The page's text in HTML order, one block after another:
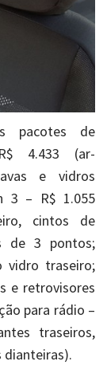
pacotes de
4.433 (ar-
e vidros
3 – R$ 1.055
cintos de
de 3 pontos;
vidro traseiro;
e retrovisores
para rádio –
traseiros,
dianteiras).